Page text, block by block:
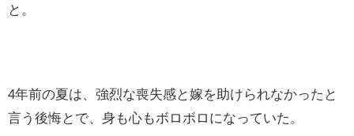
と。
4年前の夏は、強烈な喪失感と嫁を助けられなかったと
言う後悔とで、身も心もボロボロになっていた。